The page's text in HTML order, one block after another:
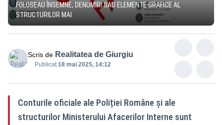
FOLOSEAU ÎNSEMNE, DENUMIRI SAU ELEMENTE GRAFICE AL
STRUCTURILOR MAI
Scris de Realitatea de Giurgiu
Publicat:18 mai 2025, 14:12
Conturile oficiale ale Poliției Române și ale
structurilor Ministerului Afacerilor Interne sunt